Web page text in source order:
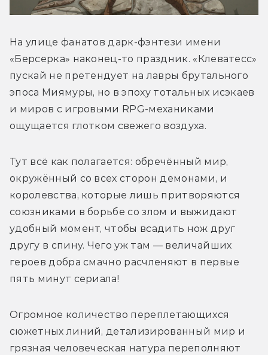
На улице фанатов дарк-фэнтези имени
«Берсерка» наконец-то праздник. «Клеватесс»
пускай не претендует на лавры брутального
эпоса Миямуры, но в эпоху тотальных исэкаев
и миров с игровыми RPG-механиками
ощущается глотком свежего воздуха.
Тут всё как полагается: обречённый мир,
окружённый со всех сторон демонами, и
королевства, которые лишь притворяются
союзниками в борьбе со злом и выжидают
удобный момент, чтобы всадить нож друг
другу в спину. Чего уж там — величайших
героев добра смачно расчленяют в первые
пять минут сериала!
Огромное количество переплетающихся
сюжетных линий, детализированный мир и
грязная человеческая натура переполняют